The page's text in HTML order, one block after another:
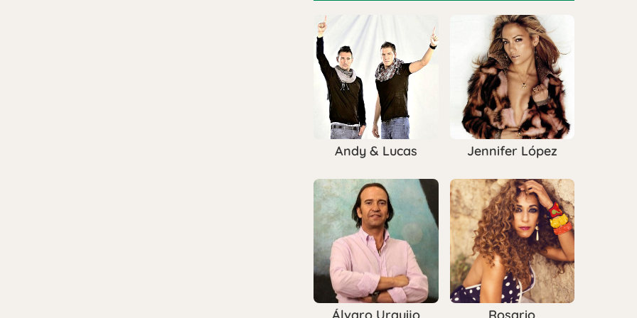
Andy & Lucas Jennifer López